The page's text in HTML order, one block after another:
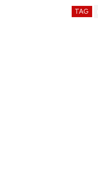
TAG